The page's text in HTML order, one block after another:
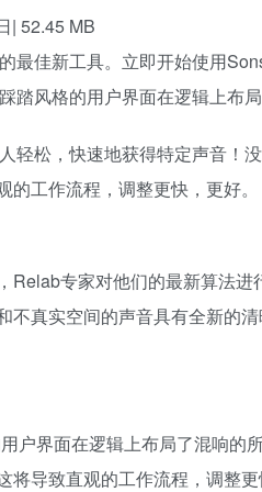
| 52.45 MB
最佳新工具。立即开始使用
踏风格的用户界面在逻辑上布
轻松，快速地获得特定声音！
工作流程，调整更快，更好。
Relab专家对他们的最新算法
不真实空间的声音具有全新的
户界面在逻辑上布局了混响的
将导致直观的工作流程，调整